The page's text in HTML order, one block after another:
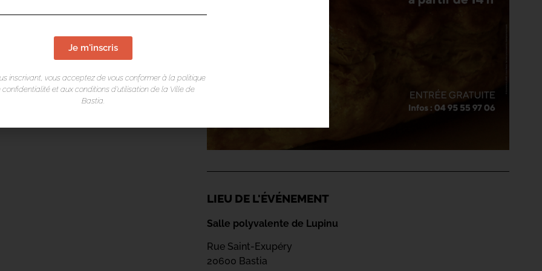
LIEU DE L'ÉVÉNEMENT
Salle polyvalente de Lupinu
Rue Saint-Exupéry
20600 Bastia
Je m'inscris
inscrivant, vous acceptez de vous conformer à la politique
confidentialité et aux conditions d’utilisation de la Ville de
Bastia.